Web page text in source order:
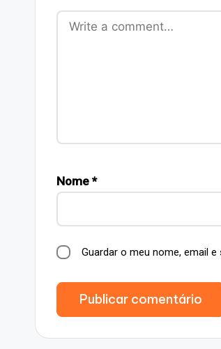
Nome *
Guardar o meu nome, email